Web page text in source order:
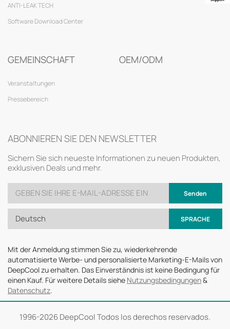
ANTI-LEAK TECH
Software Download Center
GEMEINSCHAFT
Veranstaltungen
Pressebereich
OEM/ODM
ABONNIEREN SIE DEN NEWSLETTER
Sichern Sie sich neueste Informationen zu neuen Produkten,
exklusiven Deals und mehr.
Senden
Deutsch SPRACHE
Mit der Anmeldung stimmen Sie zu, wiederkehrende
automatisierte Werbe- und personalisierte Marketing-E-Mails von
DeepCool zu erhalten. Das Einverständnis ist keine Bedingung für
einen Kauf. Für weitere Details siehe Nutzungsbedingungen&
Datenschutz.
1996-2026 DeepCool Todos los derechos reservados.